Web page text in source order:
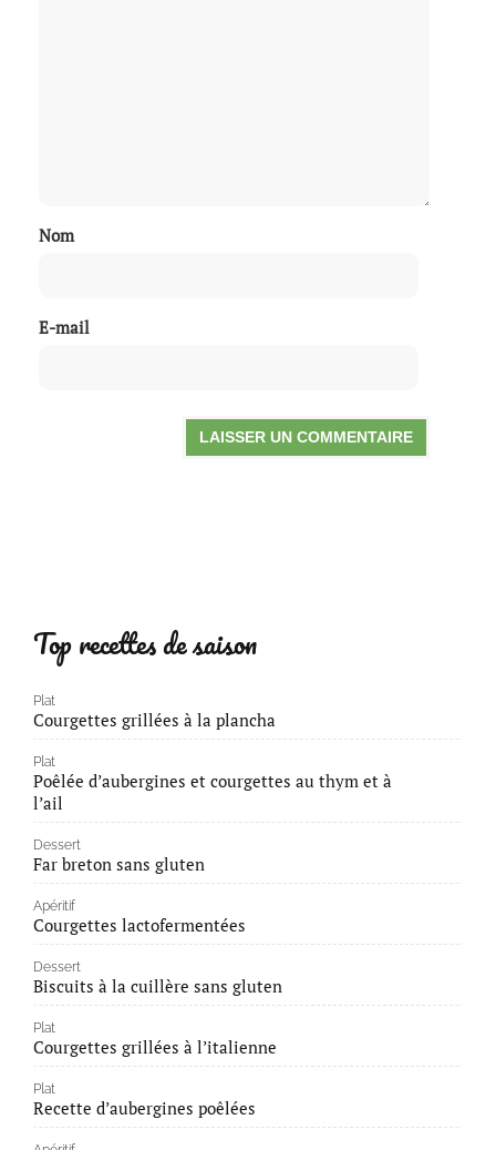
Nom
E-mail
Top recettes de saison
Plat
Courgettes grillées à la plancha
Plat
Poêlée d’aubergines et courgettes au thym et à
l’ail
Dessert
Far breton sans gluten
Apéritif
Courgettes lactofermentées
Dessert
Biscuits à la cuillère sans gluten
Plat
Courgettes grillées à l’italienne
Plat
Recette d’aubergines poêlées